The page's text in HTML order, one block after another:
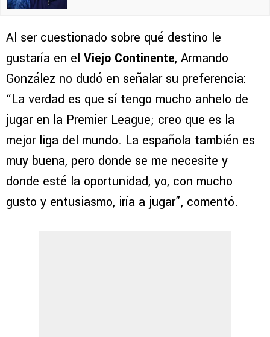
Al ser cuestionado sobre qué destino le
gustaría en el Viejo Continente, Armando
González no dudó en señalar su preferencia:
“La verdad es que sí tengo mucho anhelo de
jugar en la Premier League; creo que es la
mejor liga del mundo. La española también es
muy buena, pero donde se me necesite y
donde esté la oportunidad, yo, con mucho
gusto y entusiasmo, iría a jugar”, comentó.